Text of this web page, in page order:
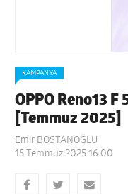
KAMPANYA
OPPO Reno13
[Temmuz 2025]
Emir BOSTANOĞLU
15 Temmuz 2025 16:00